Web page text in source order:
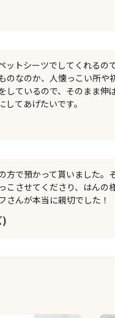
ットシーツでしてくれる
のなのか、人懐っこい所
しているので、そのまま
てあげたいです。
方で預かって貰いました
こさせてくださり、はん
さんが本当に親切でした！
)